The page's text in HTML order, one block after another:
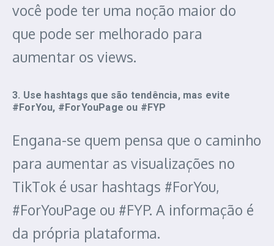
você pode ter uma noção maior do
que pode ser melhorado para
aumentar os views.
3. Use hashtags que são tendência, mas evite
#ForYou, #ForYouPage ou #FYP
Engana-se quem pensa que o caminho
para aumentar as visualizações no
TikTok é usar hashtags #ForYou,
#ForYouPage ou #FYP. A informação é
da própria plataforma.